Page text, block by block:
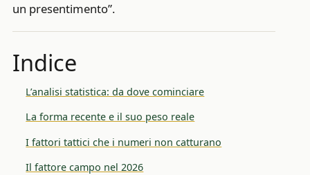
un presentimento”.
Indice
L’analisi statistica: da dove cominciare
La forma recente e il suo peso reale
I fattori tattici che i numeri non catturano
Il fattore campo nel 2026